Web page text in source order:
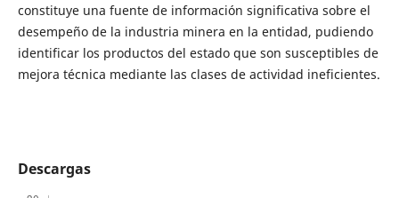
constituye una fuente de información significativa sobre el
desempeño de la industria minera en la entidad, pudiendo
identificar los productos del estado que son susceptibles de
mejora técnica mediante las clases de actividad ineficientes.
Descargas